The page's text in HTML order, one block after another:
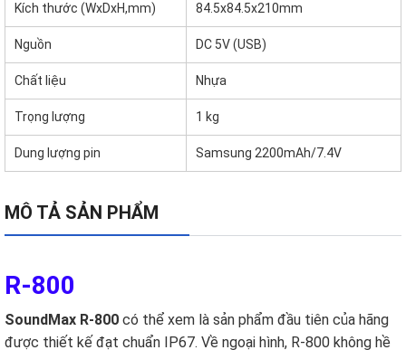
Kích thước (WxDxH,mm) 84.5x84.5x210mm
Nguồn DC 5V (USB)
Chất liệu Nhựa
Trọng lượng 1 kg
Dung lượng pin Samsung 2200mAh/7.4V
MÔ TẢ SẢN PHẨM
R-800
SoundMax R-800 có thể xem là sản phẩm đầu tiên của hãng
được thiết kế đạt chuẩn IP67. Về ngoại hình, R-800 không hề